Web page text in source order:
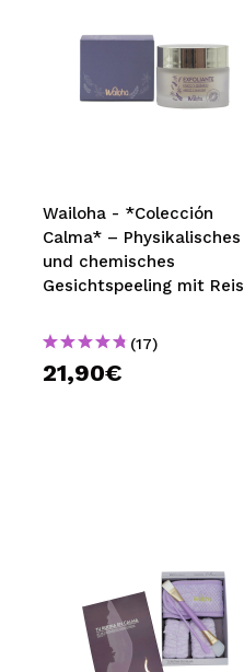
Wailoha - *Colección
Calma* – Physikalisches
und chemisches
Gesichtspeeling mit Reis
(17)
21,90€